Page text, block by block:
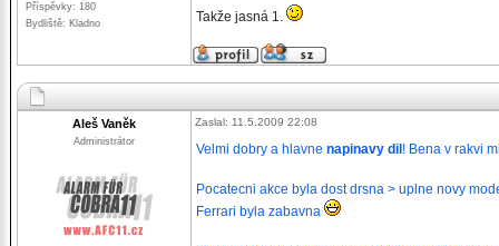
Příspěvky: 180
Bydliště: Kladno
Takže jasná 1.
Aleš Vaněk
Administrátor
Zaslal: 11.5.2009 22:08
Velmi dobry a hlavne napinavy dil ! Bena v rakvi
Pocatecni akce byla dost drsna > uplne novy
Ferrari byla zabavna